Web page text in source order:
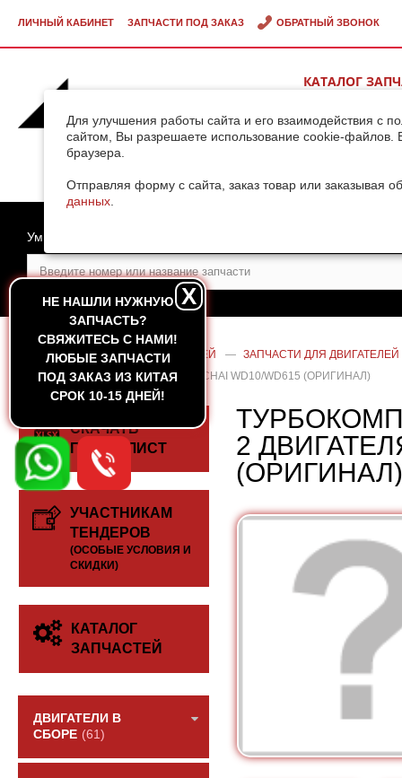
Для улучшения работы сайта и его взаимодействия с
сайтом, Вы разрешаете использование cookie-файлов.
браузера.
Отправляя форму с сайта, заказ товар или заказывая
данных
ЛИЧНЫЙ КАБИНЕТ ЗАПЧАСТИ ПОД ЗАКАЗ ОБРАТНЫЙ ЗВОНОК
КАТАЛОГ
НЕ НАШЛИ НУЖНУЮ
ЗАПЧАСТЬ?
CВЯЖИТЕСЬ С НАМИ!
ЛЮБЫЕ ЗАПЧАСТИ
ПОД ЗАКАЗ ИЗ КИТАЯ
СРОК 10-15 ДНЕЙ!
X
Умный поиск
ГЛАВНАЯ — КАТАЛОГ ЗАПЧАСТЕЙ — ЗАПЧАСТИ ДЛЯ ДВИГАТЕЛЕЙ
(ТУРБИНА) J90S-2 ДВИГАТЕЛЯ WEICHAI WD10/WD615 (ОРИГИНАЛ)
СКАЧАТЬ
ПРАЙС-ЛИСТ
УЧАСТНИКАМ
ТЕНДЕРОВ
(ОСОБЫЕ УСЛОВИЯ И
СКИДКИ)
КАТАЛОГ
ЗАПЧАСТЕЙ
ДВИГАТЕЛИ В
СБОРЕ (61)
2
(ОРИГИНАЛ)